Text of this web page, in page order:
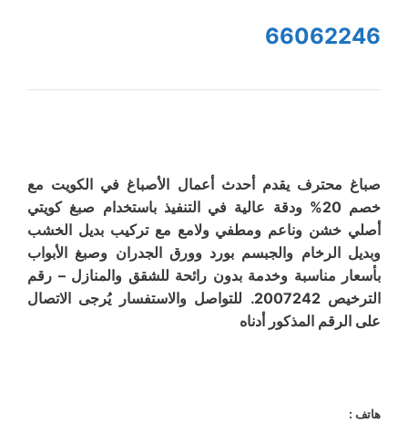
66062246
صباغ محترف يقدم أحدث أعمال الأصباغ في الكويت مع
خصم 20% ودقة عالية في التنفيذ باستخدام صبغ كويتي
أصلي خشن وناعم ومطفي ولامع مع تركيب بديل الخشب
وبديل الرخام والجبسم بورد وورق الجدران وصبغ الأبواب
بأسعار مناسبة وخدمة بدون رائحة للشقق والمنازل – رقم
الترخيص 2007242. للتواصل والاستفسار يُرجى الاتصال
على الرقم المذكور أدناه
هاتف :